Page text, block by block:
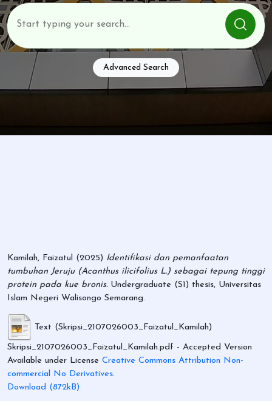
Advanced Search
Kamilah, Faizatul (2025) Identifikasi dan pemanfaatan
tumbuhan Jeruju (Acanthus ilicifolius L.) sebagai tepung tinggi
protein pada kue bronis. Undergraduate (S1) thesis, Universitas
Islam Negeri Walisongo Semarang.
Text (Skripsi_2107026003_Faizatul_Kamilah)
Skripsi_2107026003_Faizatul_Kamilah.pdf - Accepted Version
Available under License Creative Commons Attribution Non-
commercial No Derivatives.
Download (872kB)